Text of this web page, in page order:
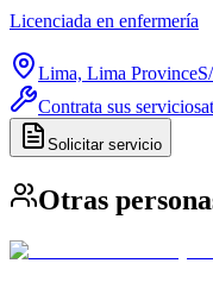
Licenciada en enfermería
Lima, Lima Province
Contrata sus servicios
Solicitar servicio
Otras